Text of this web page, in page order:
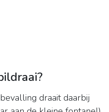
draait daarbij